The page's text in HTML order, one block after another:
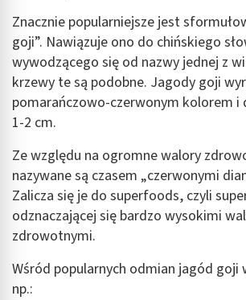
Znacznie popularniejsze jest
goji”. Nawiązuje ono do chińskiego
wywodzącego się od nazwy jednej z
krzewy te są podobne. Jagody goji
pomarańczowo-czerwonym kolorem i
1-2 cm.
Ze względu na ogromne walory
nazywane są czasem „czerwonymi
Zalicza się je do superfoods, czyli
odznaczającej się bardzo wysokimi
zdrowotnymi.
Wśród popularnych odmian jagód goji
np.: